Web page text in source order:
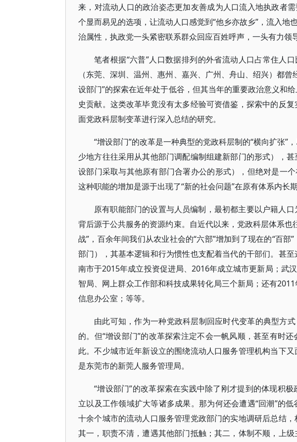
来，对流动人口的政治姿态更加友善成为人口流入地执政者
个显而易见的选项，让流动人口感觉到“他乡亦故乡”，流入地
治属性，执政党一头紧密联系群众回应百姓呼声，一头有力领
笔者根据“六普”人口数据排列的外省流动人口占常住人
（东莞、深圳、温州、惠州、嘉兴、广州、舟山、绍兴）都
设部门”的探索在近年处于低谷，但其当年的重要政治意义和
史贡献。这类改革毕竟没有太多经验可资借鉴，探索中的反
面党政科层制变革进行深入总结的研究。
“增设部门”的改革是一种典型的党政科层制的“横向扩张”
少地方往往采用从其他部门调配编制组建新部门的形式），
设部门采取与其他原有部门合署办公的形式），但绝对是一
这种职能的增加是源于出现了“新的社会问题”在原有体系内长
原有职能部门的设置与人员编制，最初都主要以户籍人
背后源于公共服务的资源约束。自近代以来，党政科层体系
战”，百余年间我们从农业社会的“六部”增加到了现在的“百
部门），其基本逻辑和行为惯性也支配着当代的干部们。甚
南市于2015年成立投资促进局、2016年成立城市更新局；武
智局、网上群众工作部和科技成果转化局三个新局；还有
信息办公室；等等。
由此可知，作为一种党政科层制回应时代变革的典型方
的。但“增设部门”的改革探索注定不会一帆风顺，甚至有时
此。不少城市近年新设立的围绕流动人口服务管理机构当下
是东莞市的新莞人服务管理局。
“增设部门”的改革探索在实践中除了刚才提到的体现积
立以及工作领域扩大等诸多成果。那为何还会遭遇“回潮”的
十余个城市的流动人口服务管理党政部门的实地调研后总结
其一，职责不清，遭遇其他部门抵触；其二，体制不顺，上